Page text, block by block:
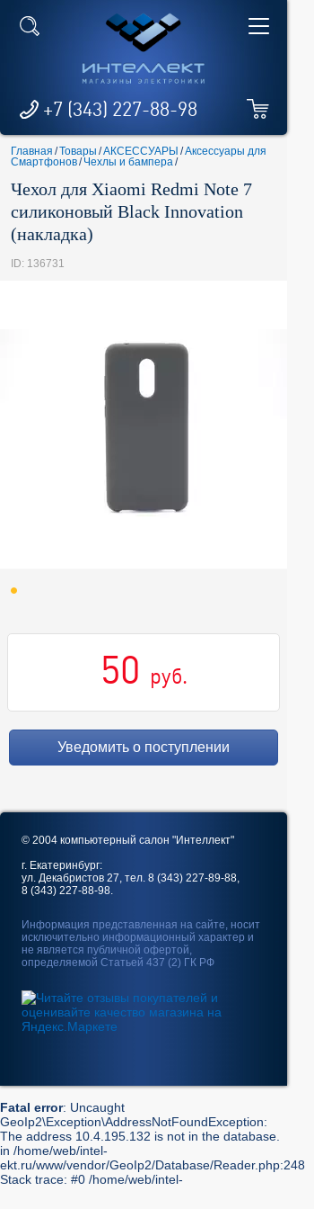
+7 (343) 227-88-98
Главная /Товары /АКСЕССУАРЫ /Аксессуары для
Смартфонов/ Чехлы и бампера/
Чехол для Xiaomi Redmi Note 7
силиконовый Black Innovation
(накладка)
ID: 136731
50 руб.
Уведомить о поступлении
© 2004 компьютерный салон "Интеллект"
г. Екатеринбург:
ул. Декабристов 27, тел. 8 (343) 227-89-88,
8 (343) 227-88-98.
Информация представленная на сайте, носит
исключительно информационный характер и
не является публичной офертой,
определяемой Статьей 437 (2) ГК РФ
Fatal error: Uncaught
GeoIp2\Exception\AddressNotFoundException:
The address 10.4.195.132 is not in the database.
in /home/web/intel-
ekt.ru/www/vendor/GeoIp2/Database/Reader.php:248
Stack trace: #0 /home/web/intel-